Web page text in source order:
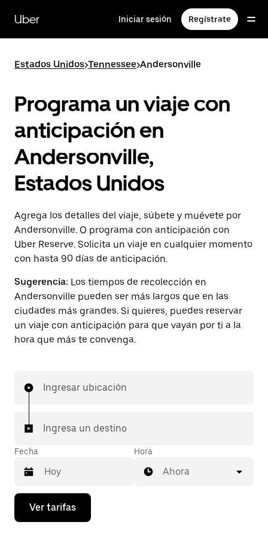
contenido
principal
Uber Iniciar sesión Regístrate
Estados Unidos>Tennessee>Andersonville
Programa un viaje con
anticipación en
Andersonville,
Estados Unidos
Agrega los detalles del viaje, súbete y muévete por
Andersonville. O programa con anticipación con
Uber Reserve. Solicita un viaje en cualquier momento
con hasta 90 días de anticipación.
Sugerencia: Los tiempos de recolección en
Andersonville pueden ser más largos que en las
ciudades más grandes. Si quieres, puedes reservar
un viaje con anticipación para que vayan por ti a la
hora que más te convenga.
Ingresar ubicación
Ingresa un destino
Fecha
Presiona
flecha
Hora
Ahora
Ver tarifas